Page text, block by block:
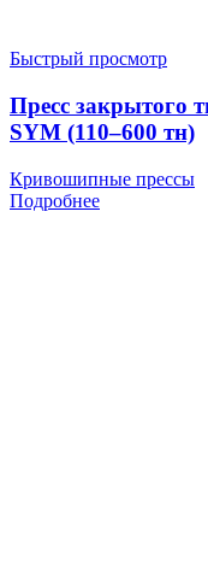
Быстрый просмотр
Пресс закрытого
SYM (110–600 тн)
Кривошипные прессы
Подробнее